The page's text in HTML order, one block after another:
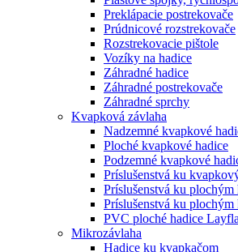
Preklápacie postrekovače
Prúdnicové rozstrekovače
Rozstrekovacie pištole
Vozíky na hadice
Záhradné hadice
Záhradné postrekovače
Záhradné sprchy
Kvapková závlaha
Nadzemné kvapkové
Ploché kvapkové hadice
Podzemné kvapkové
Príslušenstvá ku
Príslušenstvá ku
Príslušenstvá ku
PVC ploché hadice
Mikrozávlaha
Hadice ku kvapkačom